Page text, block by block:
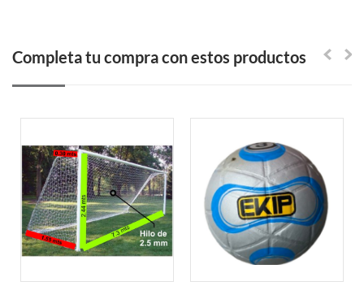
Completa tu compra con estos productos